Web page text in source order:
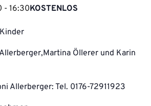
- 16:30KOSTENLOS
Öllerer und Karin
Allerberger: Tel. 0176-72911923